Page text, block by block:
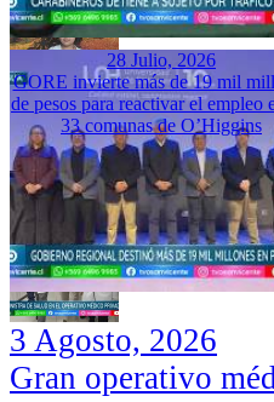
28 Julio, 2026
GORE invierte más de 19 mil
de pesos para reactivar el empleo
33 comunas de O’Higgins
3 Agosto, 2026
Gran operativo